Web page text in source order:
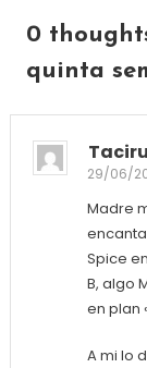
0
quinta
29/06/
Madre
Spice
B, algo
en plan
A mi lo